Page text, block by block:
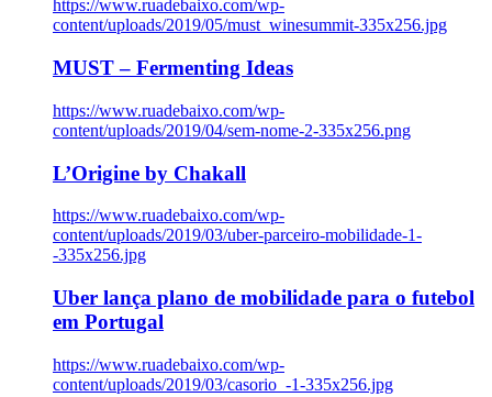
https://www.ruadebaixo.com/wp-
content/uploads/2019/05/must_winesummit-335x256.jpg
MUST – Fermenting Ideas
https://www.ruadebaixo.com/wp-
content/uploads/2019/04/sem-nome-2-335x256.png
L’Origine by Chakall
https://www.ruadebaixo.com/wp-
content/uploads/2019/03/uber-parceiro-mobilidade-1-
-335x256.jpg
Uber lança plano de mobilidade para o futebol
em Portugal
https://www.ruadebaixo.com/wp-
content/uploads/2019/03/casorio_-1-335x256.jpg